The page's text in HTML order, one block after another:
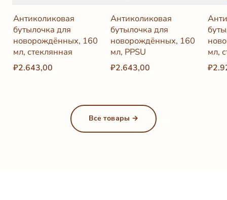
Антиколиковая
бутылочка для
новорождённых, 160
мл, стеклянная
₽2.643,00
Антиколиковая
бутылочка для
новорождённых, 160
мл, PPSU
₽2.643,00
мл,
Все товары →